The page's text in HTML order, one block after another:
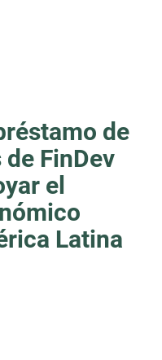
de
FinDev
el
Latina